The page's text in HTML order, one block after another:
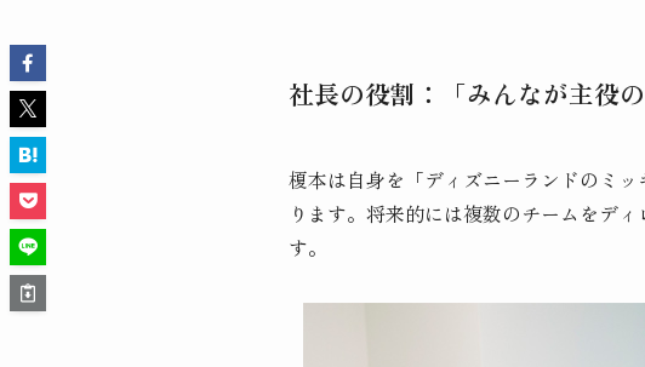
社長の役割：「みんなが主役の
榎本は自身を「ディズニーランドのミ
ります。将来的には複数のチームをデ
す。